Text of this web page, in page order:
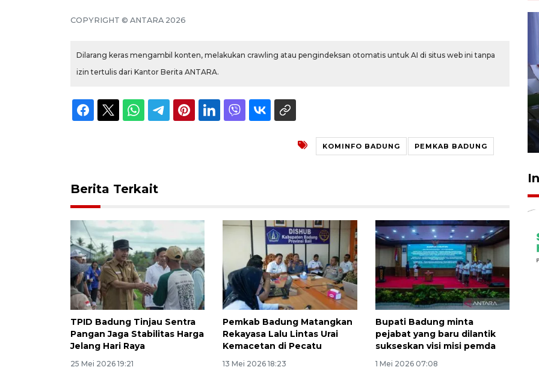
COPYRIGHT © ANTARA 2026
Dilarang keras mengambil konten, melakukan crawling atau pengindeksan otomatis untuk AI di situs web ini tanpa
izin tertulis dari Kantor Berita ANTARA.
KOMINFO BADUNG PEMKAB BADUNG
Berita Terkait
TPID Badung Tinjau Sentra
Pangan Jaga Stabilitas Harga
Jelang Hari Raya
25 Mei 2026 19:21
Pemkab Badung Matangkan
Rekayasa Lalu Lintas Urai
Kemacetan di Pecatu
13 Mei 2026 18:23
Bupati Badung minta
pejabat yang baru dilantik
sukseskan visi misi pemda
1 Mei 2026 07:08
27 Juli 2026 22:32